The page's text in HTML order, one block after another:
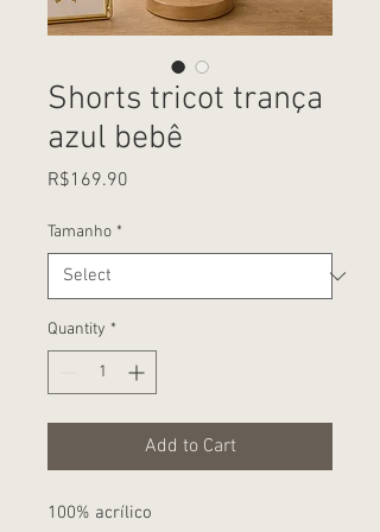
Shorts tricot trança
azul bebê
R$169.90
Tamanho *
Quantity *
Add to Cart
100% acrílico